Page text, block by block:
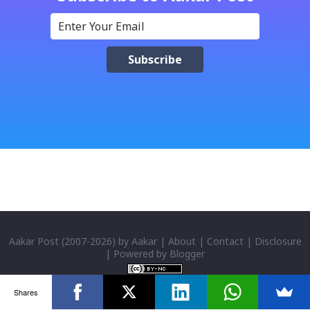
Download Patriotic Nepali Song: जहाँ छन् बुध्दका आँखा /
jaha chhan buddha ka aakha - bhaktaraj acharya
Download Patriotic Nepali Song: नेपालले के गर्यो मलाई, भन्न
baja - kutumba band (nepali dhun) Download: म
Aakar Post (2007-2026) by Aakar| About | Contact | Disclosure
| Powered by Blogger
Shares